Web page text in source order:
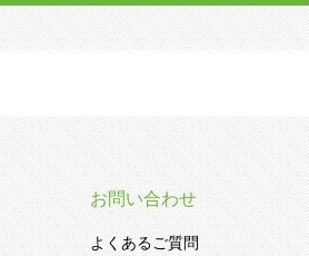
お問い合わせ
よくあるご質問